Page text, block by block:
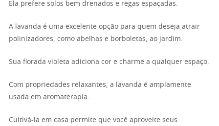
Ela prefere solos bem drenados e regas espaçadas.
A lavanda é uma excelente opção para quem deseja atrair
polinizadores, como abelhas e borboletas, ao jardim.
Sua florada violeta adiciona cor e charme a qualquer espaço.
Com propriedades relaxantes, a lavanda é amplamente
usada em aromaterapia.
Cultivá-la em casa permite que você aproveite seus